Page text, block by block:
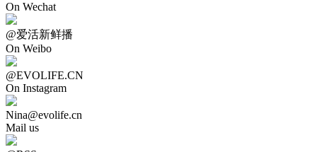
On Wechat
@爱活新鲜播
On Weibo
@EVOLIFE.CN
On Instagram
Nina@evolife.cn
Mail us